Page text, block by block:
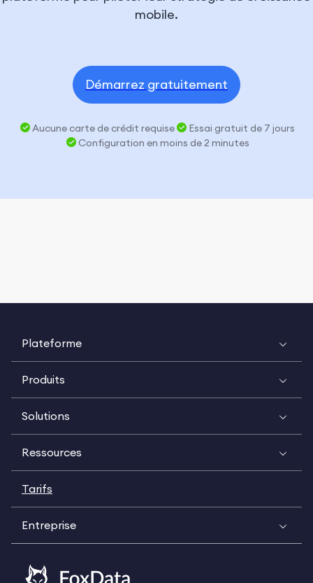
mobile.
Démarrez gratuitement
Aucune carte de crédit requise
Essai gratuit de 7 jours
Configuration en moins de 2 minutes
Plateforme
Produits
Solutions
Ressources
Tarifs
Entreprise